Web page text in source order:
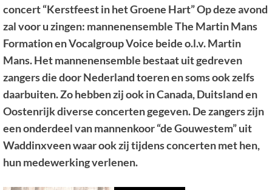
concert “Kerstfeest in het Groene Hart” Op deze avond
zal voor u zingen: mannenensemble The Martin Mans
Formation en Vocalgroup Voice beide o.l.v. Martin
Mans. Het mannenensemble bestaat uit gedreven
zangers die door Nederland toeren en soms ook zelfs
daarbuiten. Zo hebben zij ook in Canada, Duitsland en
Oostenrijk diverse concerten gegeven. De zangers zijn
een onderdeel van mannenkoor “de Gouwestem” uit
Waddinxveen waar ook zij tijdens concerten met hen,
hun medewerking verlenen.